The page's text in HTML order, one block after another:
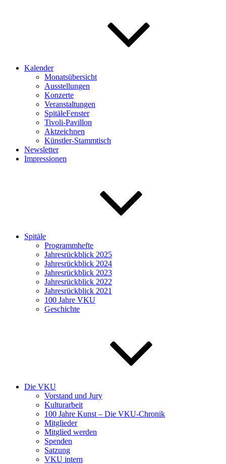
Kalender
Monatsübersicht
Ausstellungen
Konzerte
Veranstaltungen
SpitäleFenster
Tivoli-Pavillon
Aktzeichnen
Künstler-Stammtisch
Newsletter
Impressionen
Spitäle
Programmhefte
Jahresrückblick 2025
Jahresrückblick 2024
Jahresrückblick 2023
Jahresrückblick 2022
Jahresrückblick 2021
100 Jahre VKU
Geschichte
Die VKU
Vorstand und Jury
Kulturarbeit
100 Jahre Kunst – Die VKU-Chronik
Mitglieder
Mitglied werden
Spenden
Satzung
VKU intern